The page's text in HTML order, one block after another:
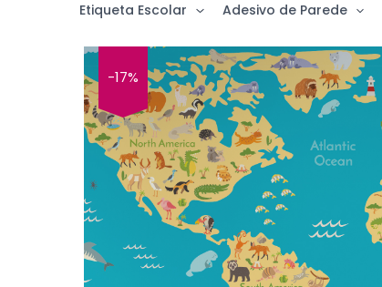
Etiqueta Escolar Adesivo de Parede
-17%